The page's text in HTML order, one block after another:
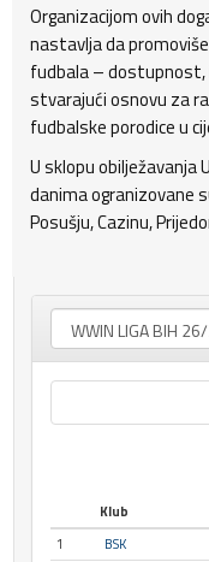
Organizacijom ovih
nastavlja da
fudbala – dostupnost,
stvarajući osnovu za
fudbalske porodice u
U sklopu obilježavanja
danima ogranizovane
Posušju, Cazinu,
Klub
1
BSK